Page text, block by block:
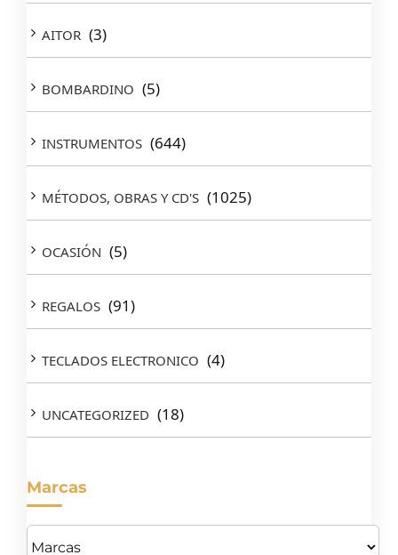
AITOR (3)
BOMBARDINO (5)
INSTRUMENTOS (644)
MÉTODOS, OBRAS Y CD'S (1025)
OCASIÓN (5)
REGALOS (91)
TECLADOS ELECTRONICO (4)
UNCATEGORIZED (18)
Marcas